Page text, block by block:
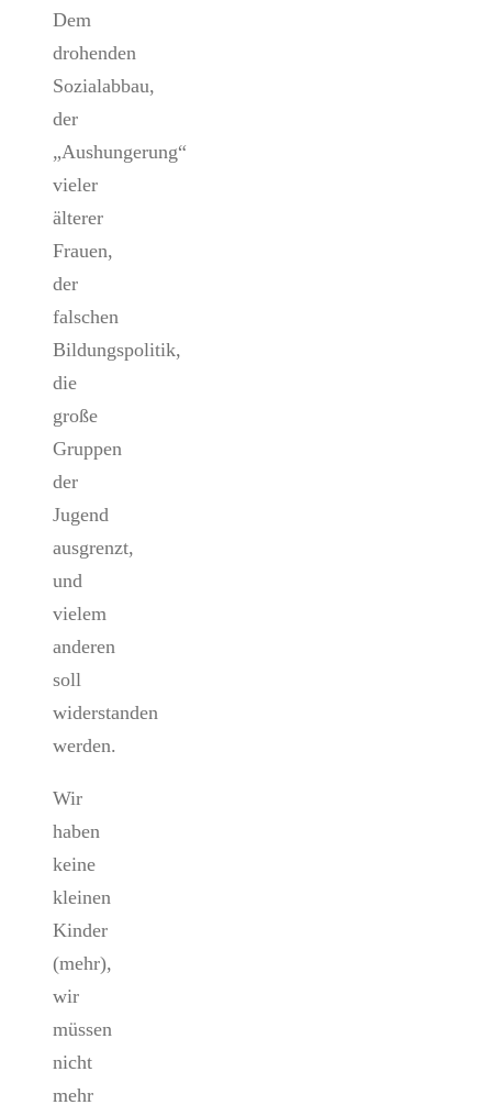
Dem
drohenden
Sozialabbau,
der
„Aushungerung“
vieler
älterer
Frauen,
der
falschen
Bildungspolitik,
die
große
Gruppen
der
Jugend
ausgrenzt,
und
vielem
anderen
soll
widerstanden
werden.
Wir
haben
keine
kleinen
Kinder
(mehr),
wir
müssen
nicht
mehr